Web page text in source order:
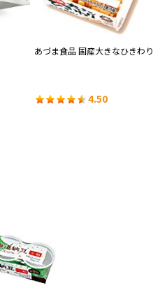
あづま食品 国産大きなひきわり
4.50